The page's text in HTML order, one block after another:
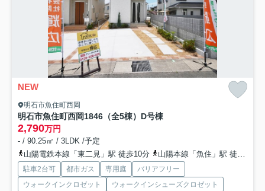
NEW
明石市魚住町西岡
明石市魚住町西岡1846（全5棟）D号棟
2,790万円
- / 90.25㎡ / 3LDK /予定
山陽電鉄本線「東二見」駅 徒歩10分
山陽本線「魚住」駅 徒歩21分
駐車2台可 都市ガス 専用庭
バリアフリー
ウォークインクロゼット
ウォークインシューズクロゼット